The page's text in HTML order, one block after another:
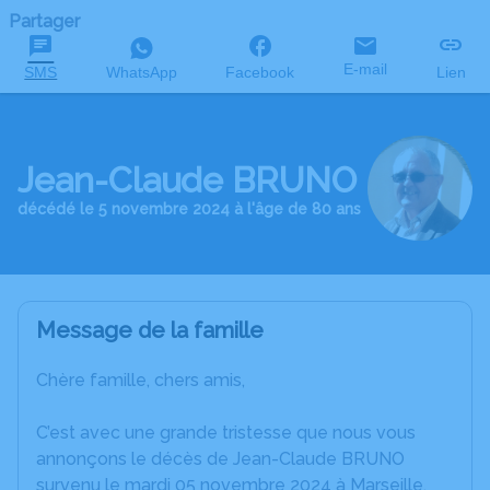
Partager
SMS WhatsApp Facebook E-mail Lien
Jean-Claude BRUNO
décédé le 5 novembre 2024 à l'âge de 80 ans
Message de la famille
Chère famille, chers amis,
C’est avec une grande tristesse que nous vous
annonçons le décès de Jean-Claude BRUNO
survenu le mardi 05 novembre 2024 à Marseille.